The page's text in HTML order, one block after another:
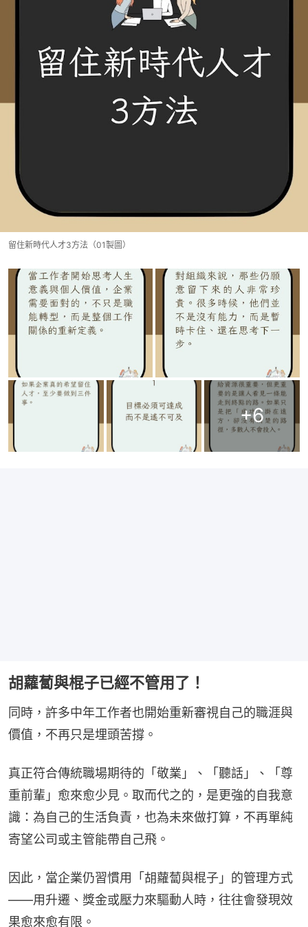
留住新時代人才3方法（01製圖）
+6
胡蘿蔔與棍子已經不管用了！
同時，許多中年工作者也開始重新審視自己的職涯與
價值，不再只是埋頭苦撐。
真正符合傳統職場期待的「敬業」、「聽話」、「尊
重前輩」愈來愈少見。取而代之的，是更強的自我意
識：為自己的生活負責，也為未來做打算，不再單純
寄望公司或主管能帶自己飛。
因此，當企業仍習慣用「胡蘿蔔與棍子」的管理方式
——用升遷、獎金或壓力來驅動人時，往往會發現效
果愈來愈有限。